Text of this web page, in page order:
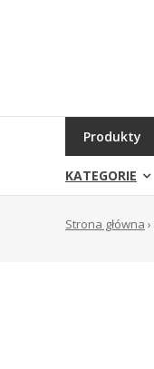
internetowy
Produkty
KATEGORIE
Strona główna ›